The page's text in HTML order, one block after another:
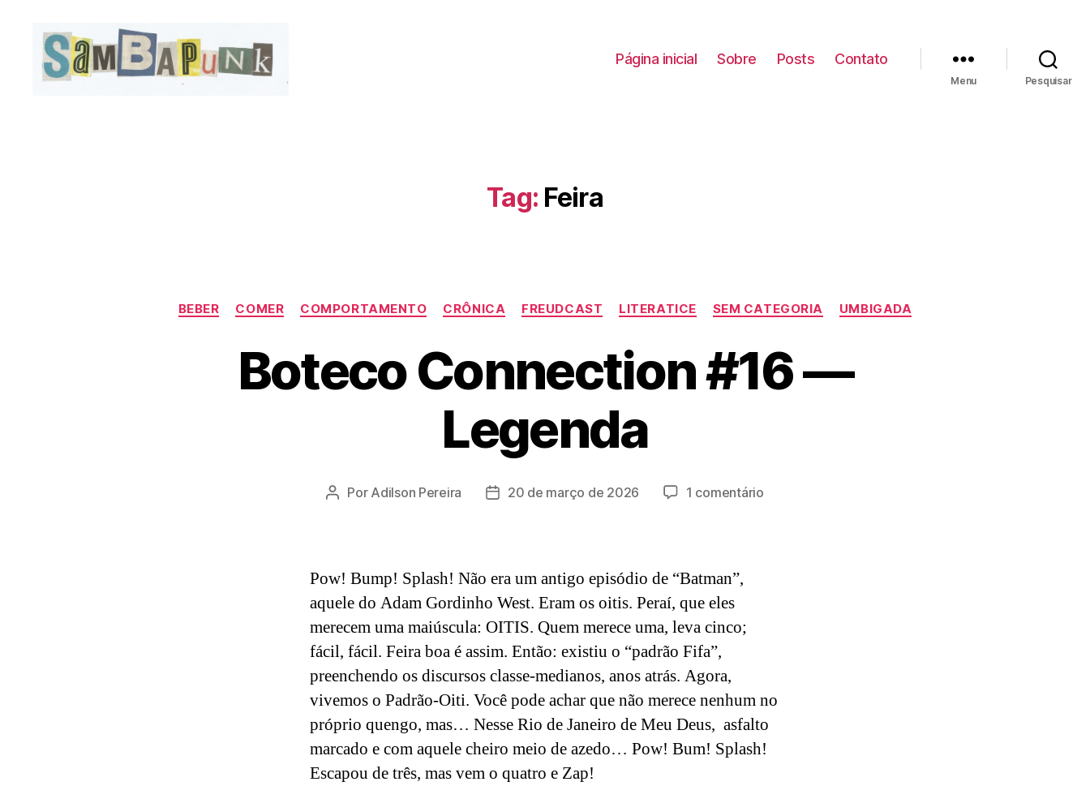
Página inicial Sobre Posts Contato
Menu Pesquisar
Tag: Feira
Categorias
BEBER COMER COMPORTAMENTO CRÔNICA FREUDCAST LITERATICE SEM CATEGORIA UMBIGADA
Boteco Connection #16 —
Legenda
Autor
Por Adilson Pereira
Data20 de março de 2026 1 comentárioem
Pow! Bump! Splash! Não era um antigo episódio de “Batman”,
aquele do Adam Gordinho West. Eram os oitis. Peraí, que eles
merecem uma maiúscula: OITIS. Quem merece uma, leva cinco;
fácil, fácil. Feira boa é assim. Então: existiu o “padrão Fifa”,
preenchendo os discursos classe-medianos, anos atrás. Agora,
vivemos o Padrão-Oiti. Você pode achar que não merece nenhum no
próprio quengo, mas… Nesse Rio de Janeiro de Meu Deus, asfalto
marcado e com aquele cheiro meio de azedo… Pow! Bum! Splash!
Escapou de três, mas vem o quatro e Zap!